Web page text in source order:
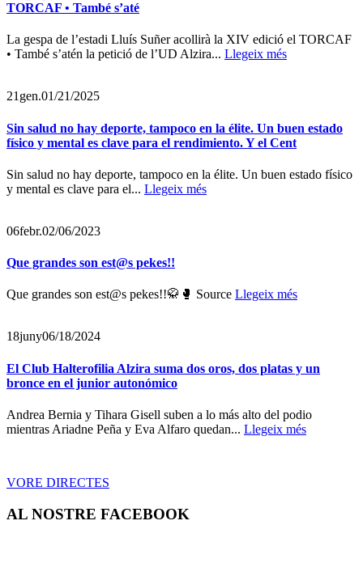
TORCAF • També s’até
La gespa de l’estadi Lluís Suñer acollirà la XIV edició el TORCAF
• També s’atén la petició de l’UD Alzira... Llegeix més
21gen.01/21/2025
Sin salud no hay deporte, tampoco en la élite. Un buen estado
físico y mental es clave para el rendimiento. Y el Cent
Sin salud no hay deporte, tampoco en la élite. Un buen estado físico
y mental es clave para el... Llegeix més
06febr.02/06/2023
Que grandes son est@s pekes!!
Que grandes son est@s pekes!!🥋🥊 Source Llegeix més
18juny06/18/2024
El Club Halterofilia Alzira suma dos oros, dos platas y un
bronce en el junior autonómico
Andrea Bernia y Tihara Gisell suben a lo más alto del podio
mientras Ariadne Peña y Eva Alfaro quedan... Llegeix més
VORE DIRECTES
AL NOSTRE FACEBOOK